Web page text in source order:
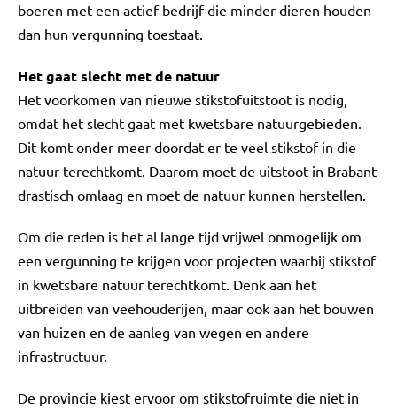
boeren met een actief bedrijf die minder dieren houden
dan hun vergunning toestaat.
Het gaat slecht met de natuur
Het voorkomen van nieuwe stikstofuitstoot is nodig,
omdat het slecht gaat met kwetsbare natuurgebieden.
Dit komt onder meer doordat er te veel stikstof in die
natuur terechtkomt. Daarom moet de uitstoot in Brabant
drastisch omlaag en moet de natuur kunnen herstellen.
Om die reden is het al lange tijd vrijwel onmogelijk om
een vergunning te krijgen voor projecten waarbij stikstof
in kwetsbare natuur terechtkomt. Denk aan het
uitbreiden van veehouderijen, maar ook aan het bouwen
van huizen en de aanleg van wegen en andere
infrastructuur.
De provincie kiest ervoor om stikstofruimte die niet in